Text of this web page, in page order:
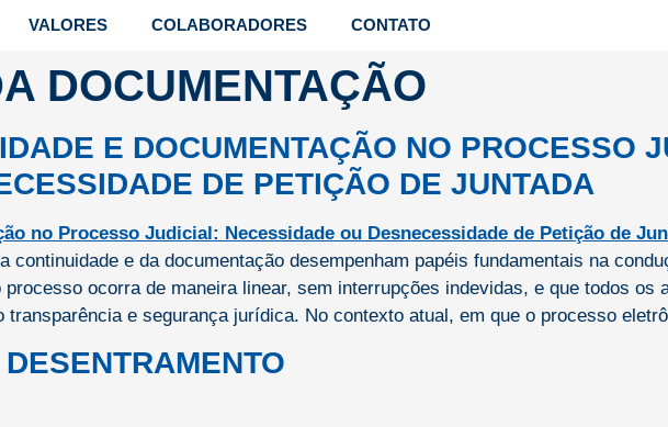
VALORES COLABORADORES CONTATO
DOCUMENTAÇÃO
E DOCUMENTAÇÃO NO PROCESSO
DE PETIÇÃO DE JUNTADA
e da documentação desempenham papéis fundamentais na
ocorra de maneira linear, sem interrupções indevidas, e que todos os
transparência e segurança jurídica. No contexto atual, em que o processo